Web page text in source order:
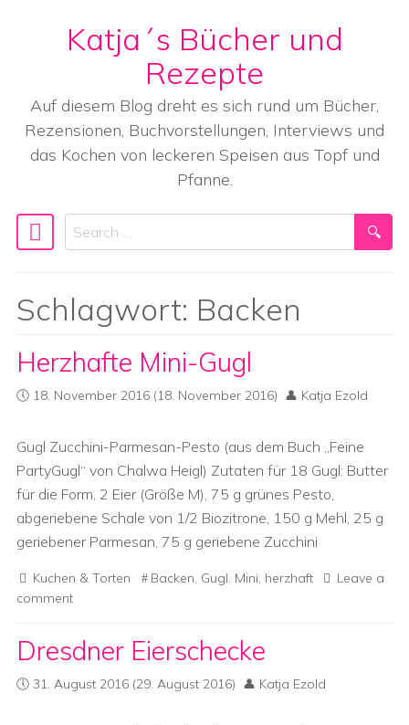
Skip to content
Katja´s Bücher und
Rezepte
Auf diesem Blog dreht es sich rund um Bücher,
Rezensionen, Buchvorstellungen, Interviews und
das Kochen von leckeren Speisen aus Topf und
Pfanne.
Main Navigation
Search
Schlagwort: Backen
Herzhafte Mini-Gugl
18. November 2016 (18. November 2016) Katja Ezold
Gugl Zucchini-Parmesan-Pesto (aus dem Buch „Feine
PartyGugl“ von Chalwa Heigl) Zutaten für 18 Gugl: Butter
für die Form, 2 Eier (Größe M), 75 g grünes Pesto,
abgeriebene Schale von 1/2 Biozitrone, 150 g Mehl, 25 g
geriebener Parmesan, 75 g geriebene Zucchini
Kuchen & Torten Backen, Gugl. Mini, herzhaft
Leave a
comment
Dresdner Eierschecke
31. August 2016 (29. August 2016) Katja Ezold